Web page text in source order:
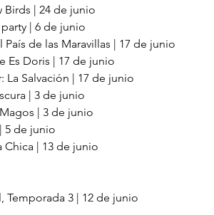
Birds | 24 de junio
| 6 de junio
País de las Maravillas | 17 de junio
Es Doris | 17 de junio
La Salvación | 17 de junio
| 3 de junio
| 3 de junio
5 de junio
Chica | 13 de junio
Temporada 3 | 12 de junio